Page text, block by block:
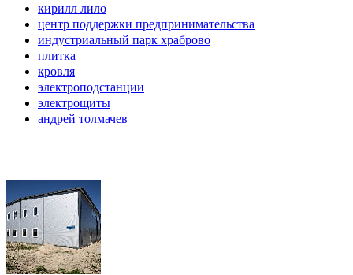
кирилл лило
центр поддержки предпринимательства
индустриальный парк храброво
плитка
кровля
электроподстанции
электрощиты
андрей толмачев